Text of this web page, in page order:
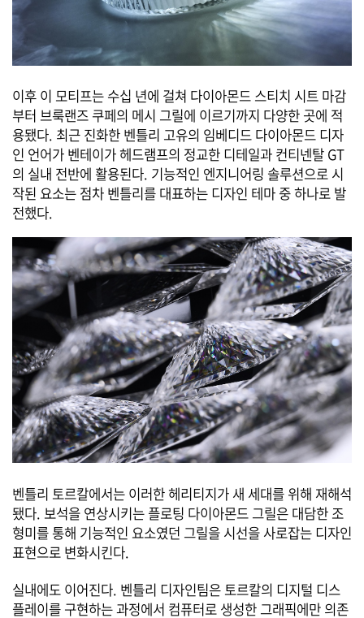
이후 이 모티프는 수십 년에 걸쳐 다이아몬드 스티치 시트 마감
부터 브룩랜즈 쿠페의 메시 그릴에 이르기까지 다양한 곳에 적
용됐다. 최근 진화한 벤틀리 고유의 임베디드 다이아몬드 디자
인 언어가 벤테이가 헤드램프의 정교한 디테일과 컨티넨탈 GT
의 실내 전반에 활용된다. 기능적인 엔지니어링 솔루션으로 시
작된 요소는 점차 벤틀리를 대표하는 디자인 테마 중 하나로 발
전했다.
벤틀리 토르칼에서는 이러한 헤리티지가 새 세대를 위해 재해석
됐다. 보석을 연상시키는 플로팅 다이아몬드 그릴은 대담한 조
형미를 통해 기능적인 요소였던 그릴을 시선을 사로잡는 디자인
표현으로 변화시킨다.
실내에도 이어진다. 벤틀리 디자인팀은 토르칼의 디지털 디스
플레이를 구현하는 과정에서 컴퓨터로 생성한 그래픽에만 의존